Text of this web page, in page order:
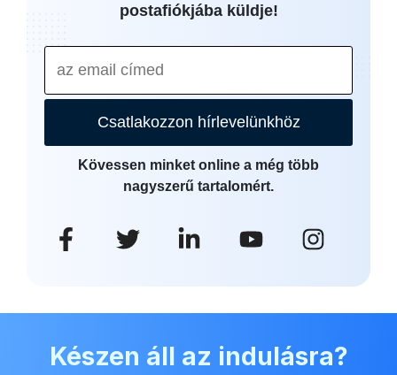
postafiókjába küldje!
Csatlakozzon hírlevelünkhöz
Kövessen minket online a még több
nagyszerű tartalomért.
Készen áll az indulásra?